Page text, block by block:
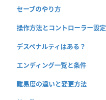
セーブのやり方
操作方法とコントローラー設定
デスペナルティはある？
エンディング一覧と条件
難易度の違いと変更方法